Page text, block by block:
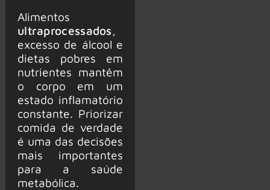
Alimentos
ultraprocessados,
excesso de álcool e
dietas pobres em
nutrientes mantêm
o corpo em um
estado inflamatório
constante. Priorizar
comida de verdade
é uma das decisões
mais importantes
para a saúde
metabólica.